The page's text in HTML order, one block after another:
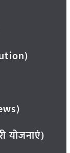
योजनाएं)